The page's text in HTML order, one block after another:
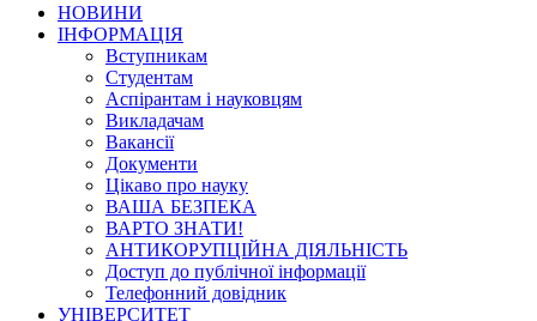
НОВИНИ
ІНФОРМАЦІЯ
Вступникам
Студентам
Аспірантам і науковцям
Викладачам
Вакансії
Документи
Цікаво про науку
ВАША БЕЗПЕКА
ВАРТО ЗНАТИ!
АНТИКОРУПЦІЙНА ДІЯЛЬНІСТЬ
Доступ до публічної інформації
Телефонний довідник
УНІВЕРСИТЕТ